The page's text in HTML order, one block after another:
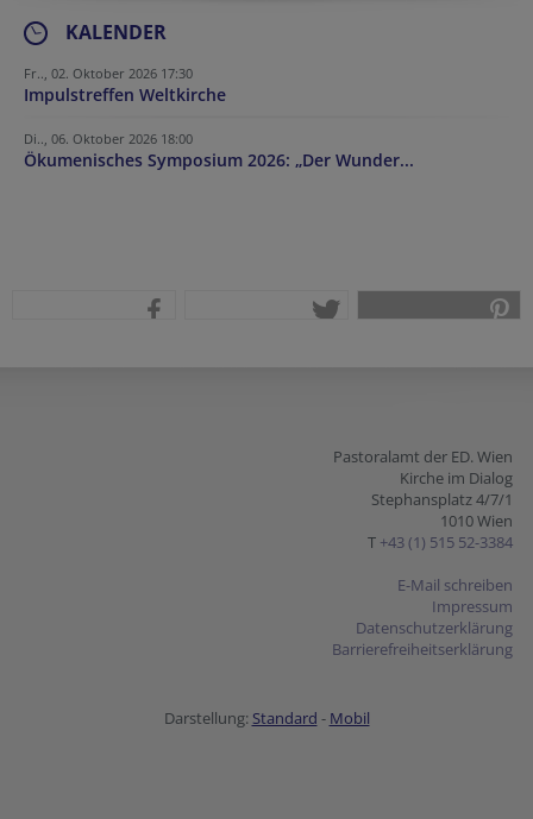
KALENDER
Fr.., 02. Oktober 2026 17:30
Impulstreffen Weltkirche
Di.., 06. Oktober 2026 18:00
Ökumenisches Symposium 2026: „Der Wunder...
Pastoralamt der ED. Wien
Kirche im Dialog
Stephansplatz 4/7/1
1010 Wien
T +43 (1) 515 52-3384
E-Mail schreiben
Impressum
Datenschutzerklärung
Barrierefreiheitserklärung
Darstellung: Standard - Mobil